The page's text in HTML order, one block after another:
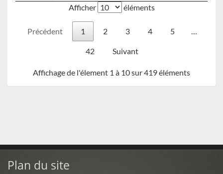
Afficher
éléments
Précédent 1 2 3 4 5 …
42 Suivant
Affichage de l'élement 1 à 10 sur 419 éléments
Plan du site